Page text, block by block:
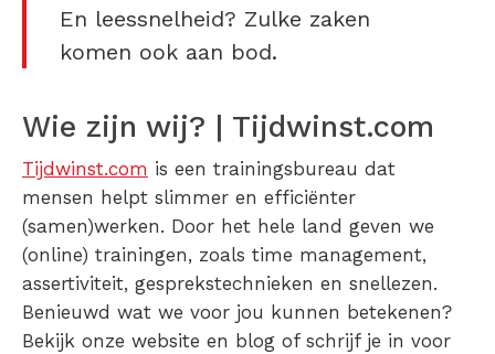
En leessnelheid? Zulke zaken
komen ook aan bod.
Wie zijn wij? | Tijdwinst.com
Tijdwinst.com is een trainingsbureau dat
mensen helpt slimmer en efficiënter
(samen)werken. Door het hele land geven we
(online) trainingen, zoals time management,
assertiviteit, gesprekstechnieken en snellezen.
Benieuwd wat we voor jou kunnen betekenen?
Bekijk onze website en blog of schrijf je in voor